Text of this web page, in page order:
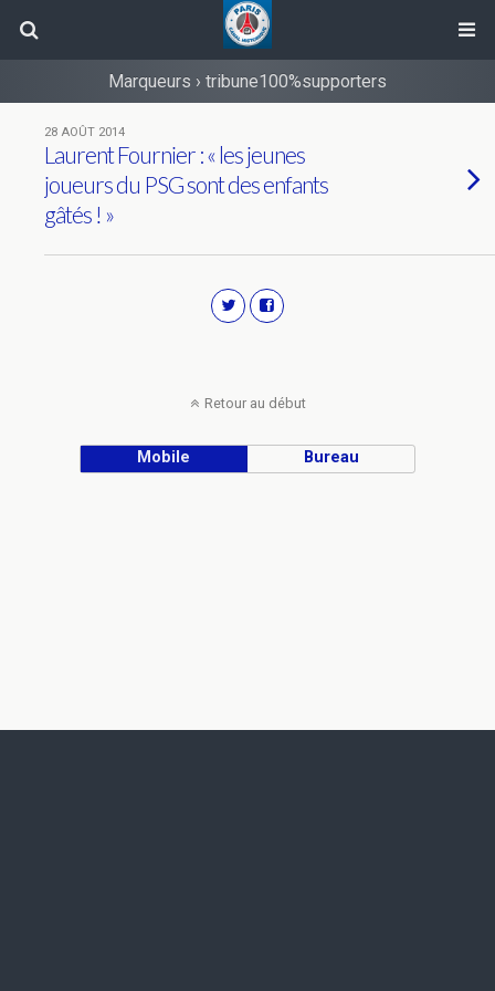
Marqueurs › tribune100%supporters
28 AOÛT 2014
Laurent Fournier : « les jeunes
joueurs du PSG sont des enfants
gâtés ! »
Retour au début
Mobile Bureau